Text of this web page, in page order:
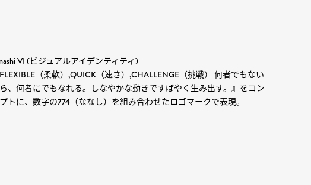
VI(ビジュアルアイデンティティ)
FLEXIBLE（柔軟）,QUICK（速さ）,CHALLENGE（挑戦） 何者でもない
、何者にでもなれる。しなやかな動きですばやく生み出す。』をコン
トに、数字の774（ななし）を組み合わせたロゴマークで表現。